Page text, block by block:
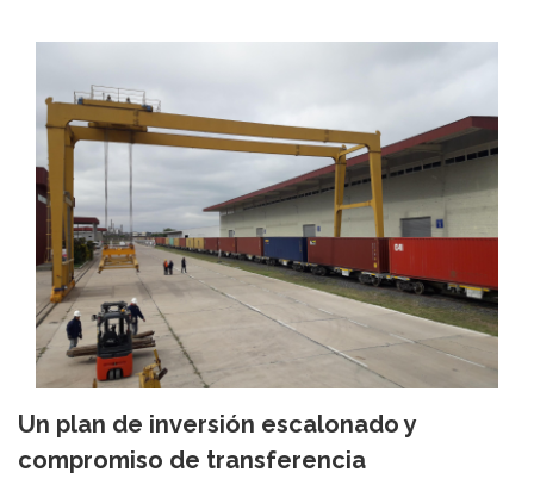
Un plan de inversión escalonado y
compromiso de transferencia